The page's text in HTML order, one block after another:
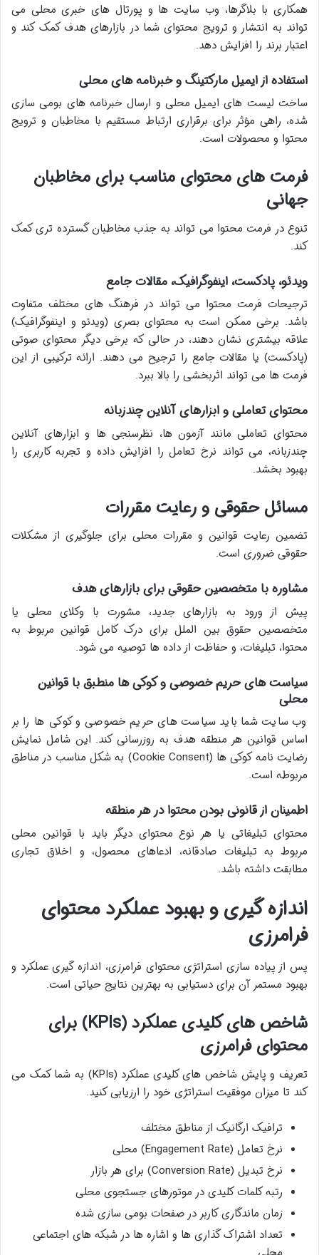
همکاری با بلاگرها، وب سایت ها و پورتال های خبری محلی می
تواند به انتشار و ترویج محتوای شما در بازارهای هدف کمک کند و
اعتبار برند را افزایش دهد.
استفاده از ایمیل مارکتینگ و خبرنامه های محلی
ساخت لیست های ایمیل محلی و ارسال خبرنامه های بومی سازی
شده، راهی مؤثر برای برقراری ارتباط مستقیم با مخاطبان و ترویج
محتوا و محصولات است.
فرمت های محتوای مناسب برای مخاطبان
جهانی
تنوع در فرمت محتوا می تواند به جذب مخاطبان گسترده تری کمک
کند.
ویدئو، پادکست، اینفوگرافیک، مقالات جامع
ترجیحات فرمت محتوا می تواند در فرهنگ های مختلف متفاوت
باشد. برخی ممکن است به محتوای بصری (ویدئو و اینفوگرافیک)
علاقه بیشتری نشان دهند، در حالی که برخی دیگر محتوای صوتی
(پادکست) یا مقالات جامع را ترجیح می دهند. ارائه ترکیبی از این
فرمت ها می تواند اثربخشی را بالا ببرد.
محتوای تعاملی و ابزارهای آنلاین چندزبانه
محتوای تعاملی مانند آزمون ها، نظرسنجی ها و ابزارهای آنلاین
چندزبانه، می تواند نرخ تعامل را افزایش داده و تجربه کاربری را
بهبود بخشد.
مسائل حقوقی و رعایت مقررات
تضمین رعایت قوانین و مقررات محلی برای جلوگیری از مشکلات
حقوقی ضروری است.
مشاوره با متخصصین حقوقی برای بازارهای هدف
پیش از ورود به بازارهای جدید، مشورت با وکلای محلی یا
متخصصین حقوق بین الملل برای درک کامل قوانین مربوط به
محتوا، تبلیغات، و حفاظت از داده ها توصیه می شود.
سیاست های حریم خصوصی و کوکی ها منطبق با قوانین
محلی
وب سایت شما باید سیاست های حریم خصوصی و کوکی ها را بر
اساس قوانین هر منطقه هدف به روزرسانی کند. این شامل نمایش
رضایت نامه کوکی ها (Cookie Consent) به شکل مناسب در مناطق
مربوطه است.
اطمینان از قانونی بودن محتوا در هر منطقه
محتوای تبلیغاتی یا هر نوع محتوای دیگر باید با قوانین محلی
مربوط به تبلیغات صادقانه، ادعاهای محصول، و اخلاق تجاری
مطابقت داشته باشد.
اندازه گیری و بهبود عملکرد محتوای
فرامرزی
پس از پیاده سازی استراتژی محتوای فرامرزی، اندازه گیری عملکرد و
بهبود مستمر آن برای دستیابی به بهترین نتایج حیاتی است.
شاخص های کلیدی عملکرد (KPIs) برای
محتوای فرامرزی
تعریف و پایش شاخص های کلیدی عملکرد (KPIs) به شما کمک می
کند تا میزان موفقیت استراتژی خود را ارزیابی کنید.
ترافیک ارگانیک از مناطق مختلف
نرخ تعامل (Engagement Rate) محلی
نرخ تبدیل (Conversion Rate) برای هر بازار
رتبه کلمات کلیدی در موتورهای جستجوی محلی
زمان ماندگاری کاربر در صفحات بومی سازی شده
تعداد اشتراک گذاری ها و اشاره ها در شبکه های اجتماعی